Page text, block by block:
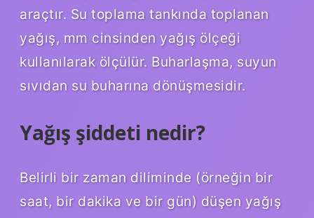
araçtır. Su toplama tankında toplanan
yağış, mm cinsinden yağış ölçeği
kullanılarak ölçülür. Buharlaşma, suyun
sıvıdan su buharına dönüşmesidir.
Yağış şiddeti nedir?
Belirli bir zaman diliminde (örneğin bir
saat, bir dakika ve bir gün) düşen yağış